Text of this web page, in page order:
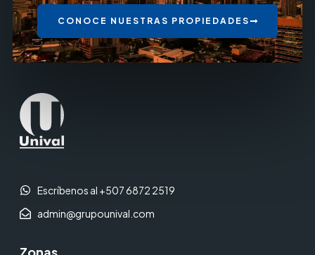
CONOCE NUESTRAS PROPIEDADES
Escríbenos al +507 6872 2519
admin@grupounival.com